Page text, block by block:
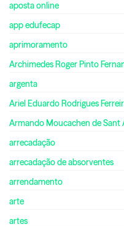
aposta online
app edufecap
aprimoramento
Archimedes Roger Pinto
argenta
Ariel Eduardo Rodrigues
Armando Moucachen de Sant
arrecadação
arrecadação de absorventes
arrendamento
arte
artes